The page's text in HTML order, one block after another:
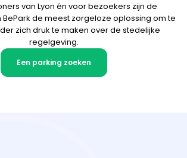
van Lyon én voor bezoekers zijn de
de meest zorgeloze oplossing om te
zich druk te maken over de stedelijke
regelgeving.
Een parking zoeken